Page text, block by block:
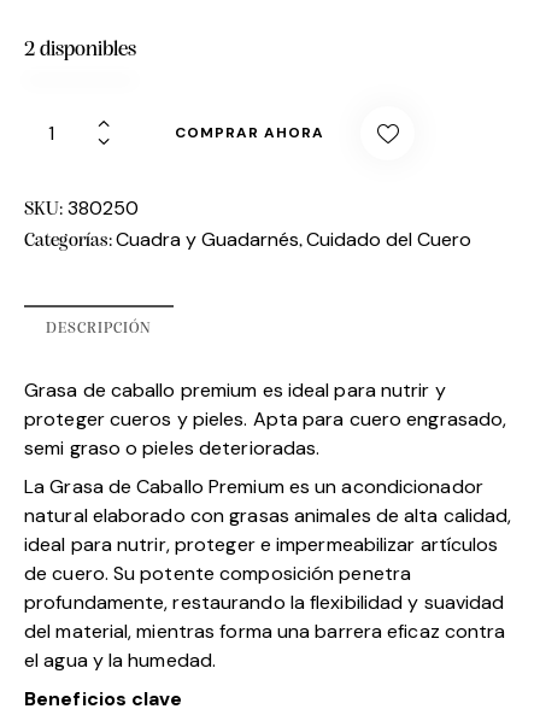
2 disponibles
COMPRAR AHORA
SKU: 380250
Categorías:Cuadra y Guadarnés,Cuidado del Cuero
DESCRIPCIÓN
Grasa de caballo premium es ideal para nutrir y
proteger cueros y pieles. Apta para cuero engrasado,
semi graso o pieles deterioradas.
La Grasa de Caballo Premium es un acondicionador
natural elaborado con grasas animales de alta calidad,
ideal para nutrir, proteger e impermeabilizar artículos
de cuero. Su potente composición penetra
profundamente, restaurando la flexibilidad y suavidad
del material, mientras forma una barrera eficaz contra
el agua y la humedad.
Beneficios clave